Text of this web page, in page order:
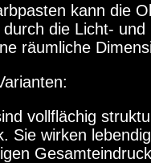
kann die
die Licht- und
räumliche
vollflächig
Sie wirken